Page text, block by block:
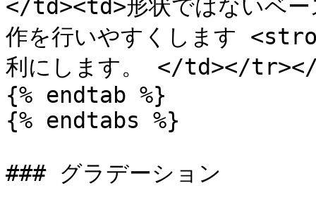
</td><td>形状ではないベー
作を行いやすくします
利にします。 </td></
{% endtab %}
{% endtabs %}
### グラデーション